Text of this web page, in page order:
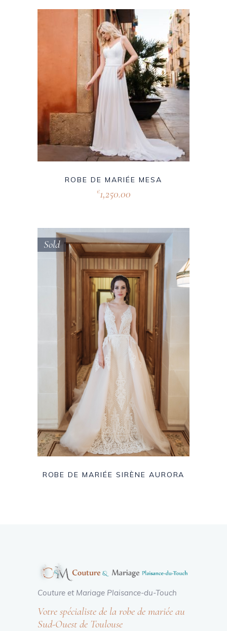
ROBE DE MARIÉE MESA
€1,250.00
Sold
ROBE DE MARIÉE SIRÈNE AURORA
Couture et Mariage Plaisance-du-Touch
Votre spécialiste de la robe de mariée au
Sud-Ouest de Toulouse